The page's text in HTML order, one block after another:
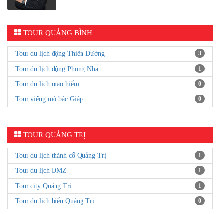
TOUR QUẢNG BÌNH
Tour du lịch động Thiên Đường 3
Tour du lịch động Phong Nha 1
Tour du lịch mạo hiểm 0
Tour viếng mộ bác Giáp 0
TOUR QUẢNG TRỊ
Tour du lịch thành cổ Quảng Trị 1
Tour du lịch DMZ 1
Tour city Quảng Trị 1
Tour du lịch biển Quảng Trị 0